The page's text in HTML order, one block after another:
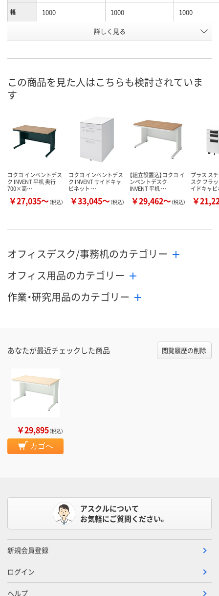
幅 1000 1000 1000
アッシュブラウン/
ブラック
ホワイト/ホワイト
ホワイトナ
ル/ホワイト
お申込番
在庫 2点 5点 4点
数量
カゴへ
数量
カ
詳しく見る
この商品を見た人はこちらも検討されていま
す
コクヨ インベントデス
ク INVENT 平机 奥行
700×高…
￥27,035～（税込）
コクヨ インベントデス
ク INVENT サイドキャ
ビネット …
￥33,045～（税込）
【組立設置込】コクヨ イ
ンベントデスク
INVENT 平机 …
￥29,462～（税込）
プラス ス
スク フラ
イドキャ
￥
オフィスデスク/事務机のカテゴリー
オフィス用品のカテゴリー
作業・研究用品のカテゴリー
あなたが最近チェックした商品 閲覧履歴の削除
￥29,895（税込）
カゴへ
アスクルについて
お気軽にご質問ください。
新規会員登録
ログイン
ヘルプ